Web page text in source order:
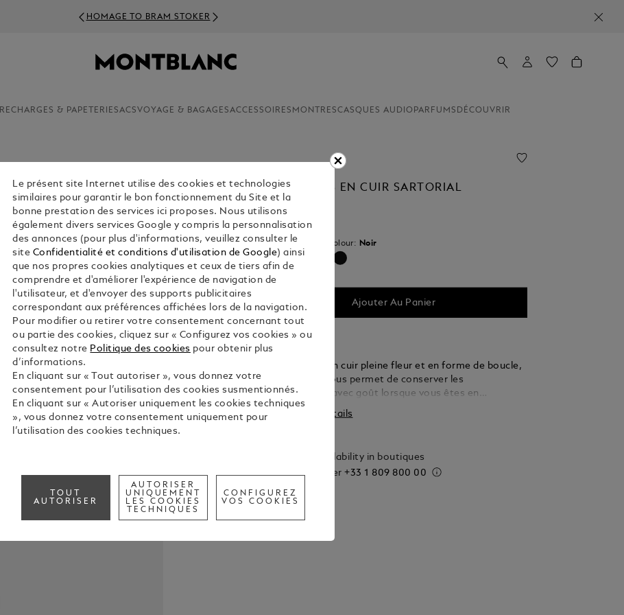
HOMAGE TO BRAM STOKER
RECHARGES & PAPETERIESACSVOYAGE & BAGAGESACCESSOIRES MONTRESCASQUES AUDIO PARFUMS DÉCOUVRIR
PORTE-CLÉS EN CUIR SARTORIAL
€ 230.00
Sélectionnez un Colour: Noir
sélectionné
Ajouter Au Panier
Confectionné en cuir pleine fleur et en forme de boucle,
ce porte-clés vous permet de conserver les
indispensables avec goût lorsque vous êtes en
déplacement. Ajoutez-y une fonction en accrochant
plusieurs clés à l’anneau amovible.
Voir tous les détails
Check availability in boutiques
Call to order+33 1 809 800 00
Le présent site Internet utilise des cookies et technologies
similaires pour garantir le bon fonctionnement du Site et la
bonne prestation des services ici proposes. Nous utilisons
également divers services Google y compris la personnalisation
des annonces (pour plus d'informations, veuillez consulter le
site Confidentialité et conditions d'utilisation de Google) ainsi
que nos propres cookies analytiques et ceux de tiers afin de
comprendre et d'améliorer l'expérience de navigation de
l'utilisateur, et d'envoyer des supports publicitaires
correspondant aux préférences affichées lors de la navigation.
Pour modifier ou retirer votre consentement concernant tout
ou partie des cookies, cliquez sur « Configurez vos cookies » ou
consultez notre Politique des cookies pour obtenir plus
d’informations.
En cliquant sur « Tout autoriser », vous donnez votre
consentement pour l’utilisation des cookies susmentionnés.
En cliquant sur « Autoriser uniquement les cookies techniques
», vous donnez votre consentement uniquement pour
l’utilisation des cookies techniques.
TOUT
AUTORISER
AUTORISER
UNIQUEMENT
LES COOKIES
TECHNIQUES
CONFIGUREZ
VOS COOKIES